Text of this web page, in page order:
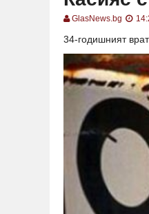
GlasNews.bg
34-годишният